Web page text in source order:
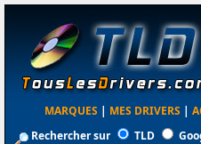
MARQUES | MES DRIVERS |
Rechercher sur
TLD